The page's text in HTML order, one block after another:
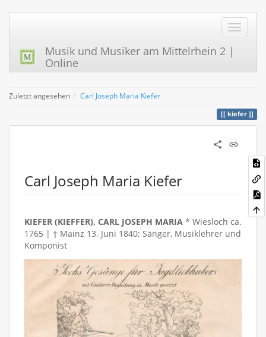
Musik und Musiker am Mittelrhein 2 |
Online
Zuletzt angesehen Carl Joseph Maria Kiefer
kiefer
Carl Joseph Maria Kiefer
KIEFER (KIEFFER), CARL JOSEPH MARIA * Wiesloch ca.
1765 | † Mainz 13. Juni 1840; Sänger, Musiklehrer und
Komponist